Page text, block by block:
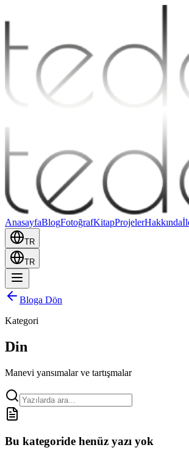
AnasayfaBlogFotoğrafKitapProjelerHakkında
TR
TR
Bloga Dön
Kategori
Din
Manevi yansımalar ve tartışmalar
Bu kategoride henüz yazı yok